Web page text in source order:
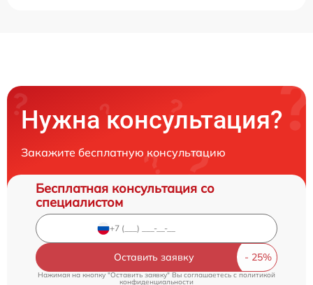
Нужна консультация?
Закажите бесплатную консультацию
Бесплатная консультация со
специалистом
Оставить заявку
Нажимая на кнопку "Оставить заявку" Вы соглашаетесь cполитикой
конфиденциальности